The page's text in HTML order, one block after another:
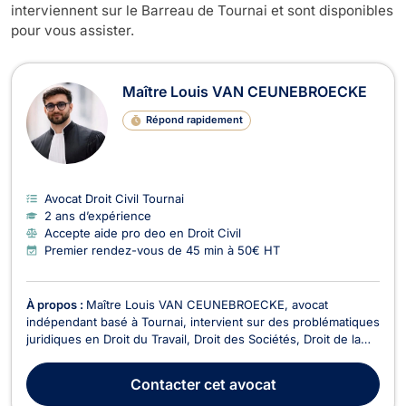
interviennent sur le Barreau de Tournai et sont disponibles
pour vous assister.
Avocats en Droit Civil à Tournai
Maître Louis VAN CEUNEBROECKE
Répond rapidement
Avocat Droit Civil Tournai
2 ans d’expérience
Accepte aide pro deo en Droit Civil
Premier rendez-vous de 45 min à 50€ HT
À propos : Maître Louis VAN CEUNEBROECKE, avocat
indépendant basé à Tournai, intervient sur des problématiques
juridiques en Droit du Travail, Droit des Sociétés, Droit de la
Civil, Droit du Voisinage, Droit Commercial - Concurrence,
Dommage Corporel et Responsabilité civile,...
Contactercet avocat